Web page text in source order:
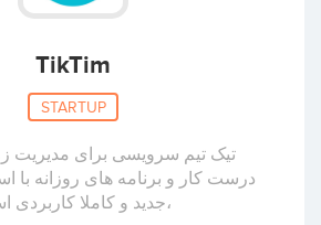
TikTim
STARTUP
تیک تیم سرویسی برای مدیریت
درست کار و برنامه های روزانه با
جدید و کاملا کاربردی است،